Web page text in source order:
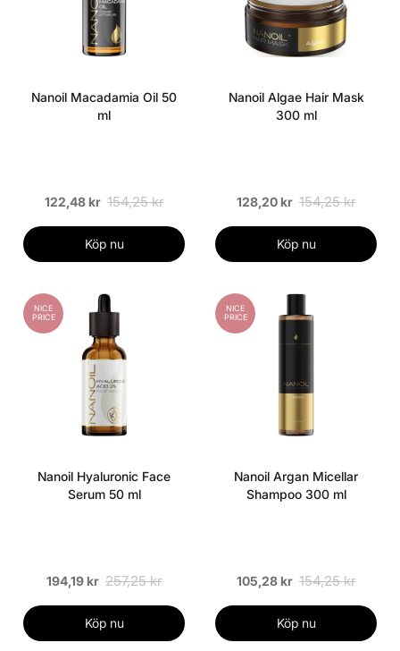
Nanoil Macadamia Oil 50
ml
122,48 kr 154,25 kr
Köp nu
Nanoil Algae Hair Mask
300 ml
128,20 kr 154,25 kr
Köp nu
NICE
PRICE
Nanoil Hyaluronic Face
Serum 50 ml
194,19 kr 257,25 kr
Köp nu
NICE
PRICE
Nanoil Argan Micellar
Shampoo 300 ml
105,28 kr 154,25 kr
Köp nu